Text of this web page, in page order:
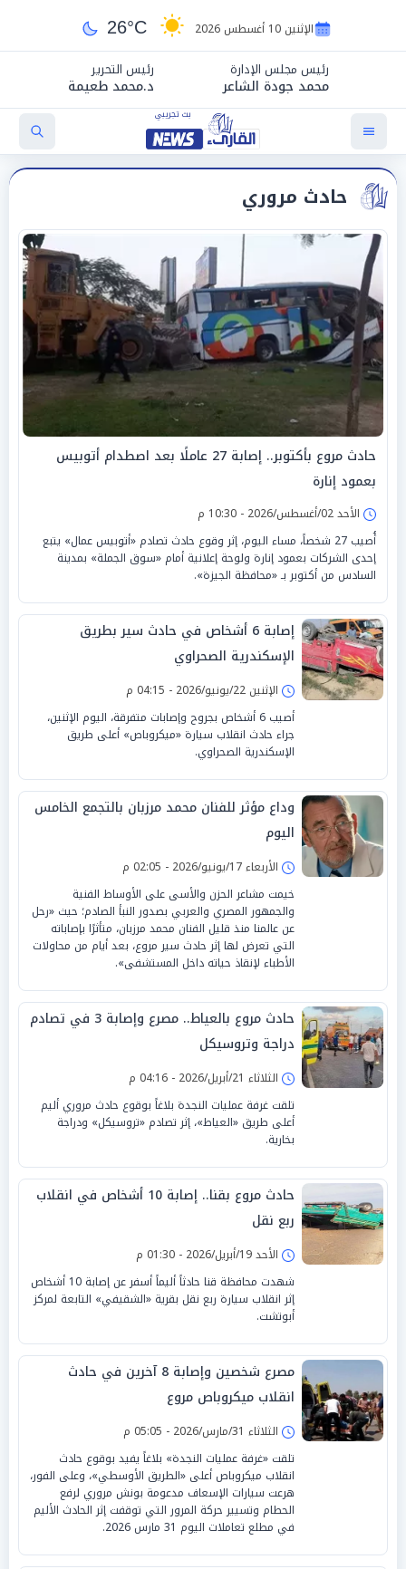
الإثنين 10 أغسطس 2026 26°C
رئيس مجلس الإدارة
محمد جودة الشاعر
رئيس التحرير
د.محمد طعيمة
حادث مروري
حادث مروع بأكتوبر.. إصابة 27 عاملًا بعد اصطدام أتوبيس
بعمود إنارة
الأحد 02/أغسطس/2026 - 10:30 م
أُصيب 27 شخصاً، مساء اليوم، إثر وقوع حادث تصادم «أتوبيس عمال» يتبع
إحدى الشركات بعمود إنارة ولوحة إعلانية أمام «سوق الجملة» بمدينة
السادس من أكتوبر بـ «محافظة الجيزة».
إصابة 6 أشخاص في حادث سير بطريق
الإسكندرية الصحراوي
الإثنين 22/يونيو/2026 - 04:15 م
أصيب 6 أشخاص بجروح وإصابات متفرقة، اليوم الإثنين،
جراء حادث انقلاب سيارة «ميكروباص» أعلى طريق
الإسكندرية الصحراوي.
وداع مؤثر للفنان محمد مرزبان بالتجمع الخامس
اليوم
الأربعاء 17/يونيو/2026 - 02:05 م
خيمت مشاعر الحزن والأسى على الأوساط الفنية
والجمهور المصري والعربي بصدور النبأ الصادم؛ حيث «رحل
عن عالمنا منذ قليل الفنان محمد مرزبان، متأثرًا بإصاباته
التي تعرض لها إثر حادث سير مروع، بعد أيام من محاولات
الأطباء لإنقاذ حياته داخل المستشفى».
حادث مروع بالعياط.. مصرع وإصابة 3 في تصادم
دراجة وتروسيكل
الثلاثاء 21/أبريل/2026 - 04:16 م
تلقت غرفة عمليات النجدة بلاغاً بوقوع حادث مروري أليم
أعلى طريق «العياط»، إثر تصادم «تروسيكل» ودراجة
بخارية.
حادث مروع بقنا.. إصابة 10 أشخاص في انقلاب
ربع نقل
الأحد 19/أبريل/2026 - 01:30 م
شهدت محافظة قنا حادثاً أليماً أسفر عن إصابة 10 أشخاص
إثر انقلاب سيارة ربع نقل بقرية «الشقيفي» التابعة لمركز
أبوتشت.
مصرع شخصين وإصابة 8 آخرين في حادث
انقلاب ميكروباص مروع
الثلاثاء 31/مارس/2026 - 05:05 م
تلقت «غرفة عمليات النجدة» بلاغاً يفيد بوقوع حادث
انقلاب ميكروباص أعلى «الطريق الأوسطي»، وعلى الفور،
هرعت سيارات الإسعاف مدعومة بونش مروري لرفع
الحطام وتسيير حركة المرور التي توقفت إثر الحادث الأليم
في مطلع تعاملات اليوم 31 مارس 2026.